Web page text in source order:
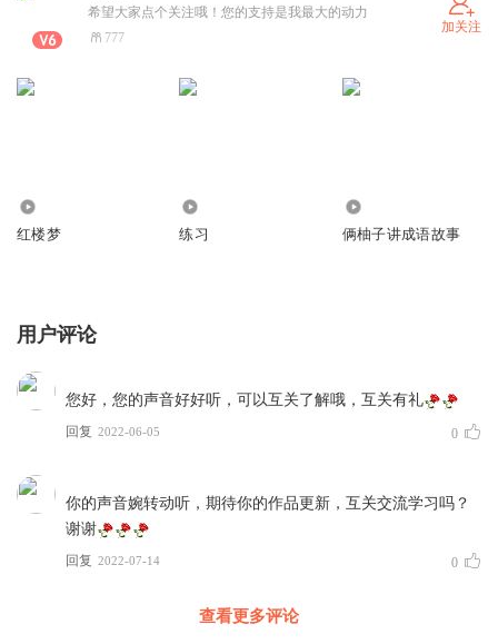
希望大家点个关注哦！您的支持是我最大的动力
777
加关注
红楼梦 练习 俩柚子讲成语故事
用户评论
您好，您的声音好好听，可以互关了解哦，互关有礼
回复 2022-06-05 0
你的声音婉转动听，期待你的作品更新，互关交流学习吗？
谢谢
回复 2022-07-14 0
查看更多评论